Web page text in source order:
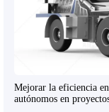
Mejorar la eficiencia
autónomos en